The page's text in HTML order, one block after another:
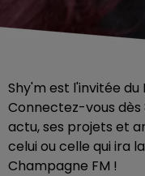
Shy'm est l'invitée du
Connectez-vous dès
actu, ses projets et
celui ou celle qui ira
Champagne FM !